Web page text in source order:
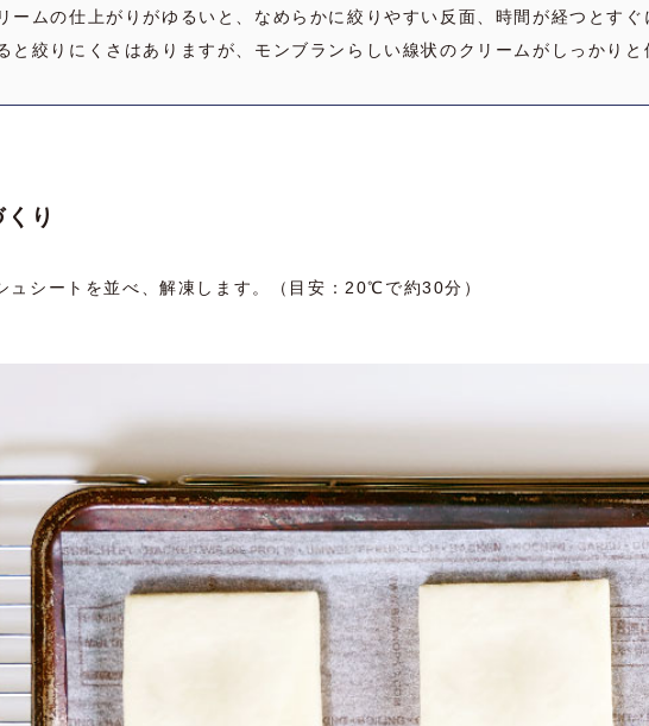
ームの仕上がりがゆるいと、なめらかに絞りやすい反面、時間が経つとすぐ
と絞りにくさはありますが、モンブランらしい線状のクリームがしっかりと
り
ュシートを並べ、解凍します。（目安：20℃で約30分）